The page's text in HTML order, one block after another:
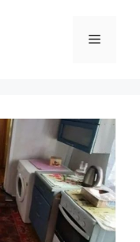
Menu